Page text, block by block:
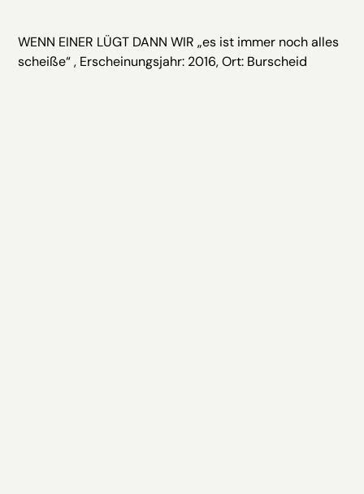
WENN EINER LÜGT DANN WIR „es ist immer noch alles
scheiße“ , Erscheinungsjahr: 2016, Ort: Burscheid